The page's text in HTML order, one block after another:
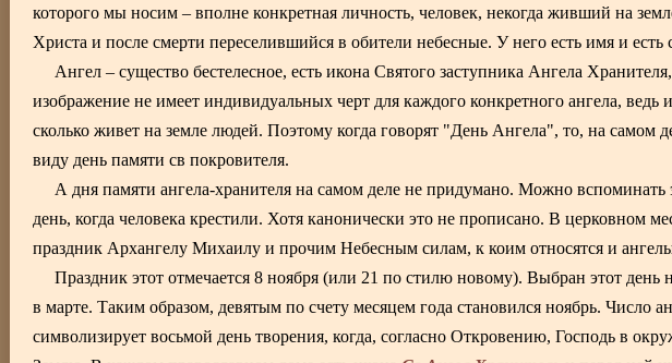
которого мы носим – вполне конкретная личность, человек, некогда живший на
Христа и после смерти переселившийся в обители небесные. У него есть имя и есть
Ангел – существо бестелесное, есть икона Святого заступника Ангела
изображение не имеет индивидуальных черт для каждого конкретного ангела, ведь
сколько живет на земле людей. Поэтому когда говорят "День Ангела", то, на самом
виду день памяти св покровителя.
А дня памяти ангела-хранителя на самом деле не придумано. Можно вспоминать
день, когда человека крестили. Хотя канонически это не прописано. В церковном
праздник Архангелу Михаилу и прочим Небесным силам, к коим относятся и
Праздник этот отмечается 8 ноября (или 21 по стилю новому). Выбран этот день
в марте. Таким образом, девятым по счету месяцем года становился ноябрь. Число
символизирует восьмой день творения, когда, согласно Откровению, Господь в